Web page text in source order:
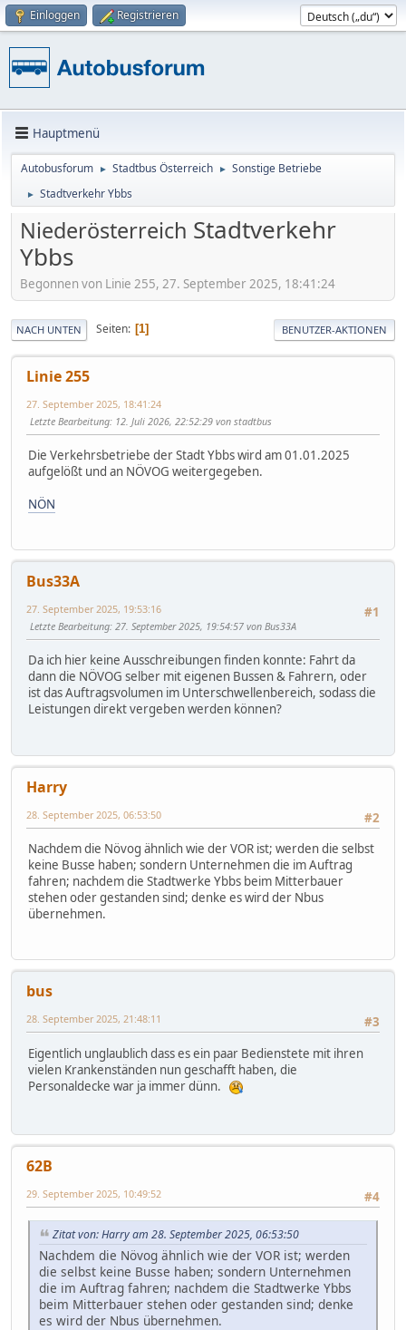
Einloggen Registrieren
Hauptmenü
Autobusforum ► Stadtbus Österreich ► Sonstige Betriebe
► Stadtverkehr Ybbs
Niederösterreich Stadtverkehr
Ybbs
Begonnen von Linie 255, 27. September 2025, 18:41:24
NACH UNTEN Seiten 1 BENUTZER-AKTIONEN
Linie 255
27. September 2025, 18:41:24
Letzte Bearbeitung: 12. Juli 2026, 22:52:29 von stadtbus
Die Verkehrsbetriebe der Stadt Ybbs wird am 01.01.2025
aufgelößt und an NÖVOG weitergegeben.
NÖN
Bus33A
#1
27. September 2025, 19:53:16
Letzte Bearbeitung: 27. September 2025, 19:54:57 von Bus33A
Da ich hier keine Ausschreibungen finden konnte: Fahrt da
dann die NÖVOG selber mit eigenen Bussen & Fahrern, oder
ist das Auftragsvolumen im Unterschwellenbereich, sodass die
Leistungen direkt vergeben werden können?
Harry
#2
28. September 2025, 06:53:50
Nachdem die Növog ähnlich wie der VOR ist; werden die selbst
keine Busse haben; sondern Unternehmen die im Auftrag
fahren; nachdem die Stadtwerke Ybbs beim Mitterbauer
stehen oder gestanden sind; denke es wird der Nbus
übernehmen.
bus
#3
28. September 2025, 21:48:11
Eigentlich unglaublich dass es ein paar Bedienstete mit ihren
vielen Krankenständen nun geschafft haben, die
Personaldecke war ja immer dünn.
62B
#4
29. September 2025, 10:49:52
Zitat von: Harry am 28. September 2025, 06:53:50
Nachdem die Növog ähnlich wie der VOR ist; werden
die selbst keine Busse haben; sondern Unternehmen
die im Auftrag fahren; nachdem die Stadtwerke Ybbs
beim Mitterbauer stehen oder gestanden sind; denke
es wird der Nbus übernehmen.